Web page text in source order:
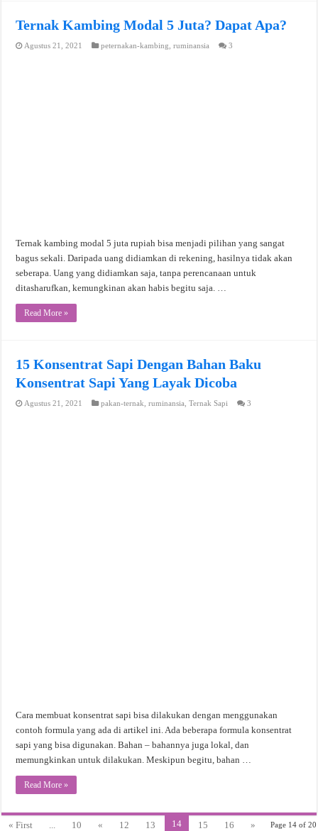
Ternak Kambing Modal 5 Juta? Dapat Apa?
Agustus 21, 2021 peternakan-kambing ,ruminansia 3
Ternak kambing modal 5 juta rupiah bisa menjadi pilihan yang sangat
bagus sekali. Daripada uang didiamkan di rekening, hasilnya tidak akan
seberapa. Uang yang didiamkan saja, tanpa perencanaan untuk
ditasharufkan, kemungkinan akan habis begitu saja. …
Read More »
15 Konsentrat Sapi Dengan Bahan Baku
Konsentrat Sapi Yang Layak Dicoba
Agustus 21, 2021 pakan-ternak ,ruminansia ,Ternak Sapi 3
Cara membuat konsentrat sapi bisa dilakukan dengan menggunakan
contoh formula yang ada di artikel ini. Ada beberapa formula konsentrat
sapi yang bisa digunakan. Bahan – bahannya juga lokal, dan
memungkinkan untuk dilakukan. Meskipun begitu, bahan …
Read More »
Page 14 of 20
« First ... 10 « 12 13 14 15 16 »